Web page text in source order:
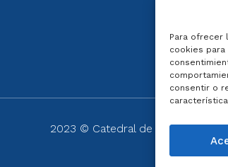
Para ofrecer
cookies
consentir o
2023 © Catedral de Ourense –